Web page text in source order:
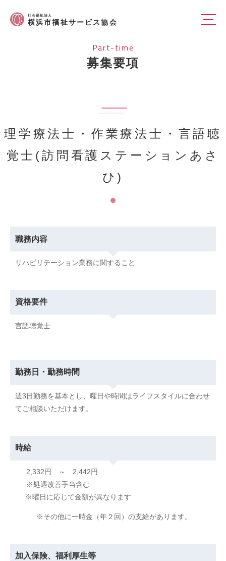
社会福祉法人
横浜市福祉サービス協会
Part-time
募集要項
理学療法士・作業療法士・言語聴
覚士(訪問看護ステーションあさ
ひ)
職務内容
リハビリテーション業務に関すること
資格要件
言語聴覚士
勤務日・勤務時間
週3日勤務を基本とし、曜日や時間はライフスタイルに合わせ
てご相談いただけます。
時給
2,332円 ～ 2,442円
※処遇改善手当含む
※曜日に応じて金額が異なります
※その他に一時金（年２回）の支給があります。
加入保険、福利厚生等